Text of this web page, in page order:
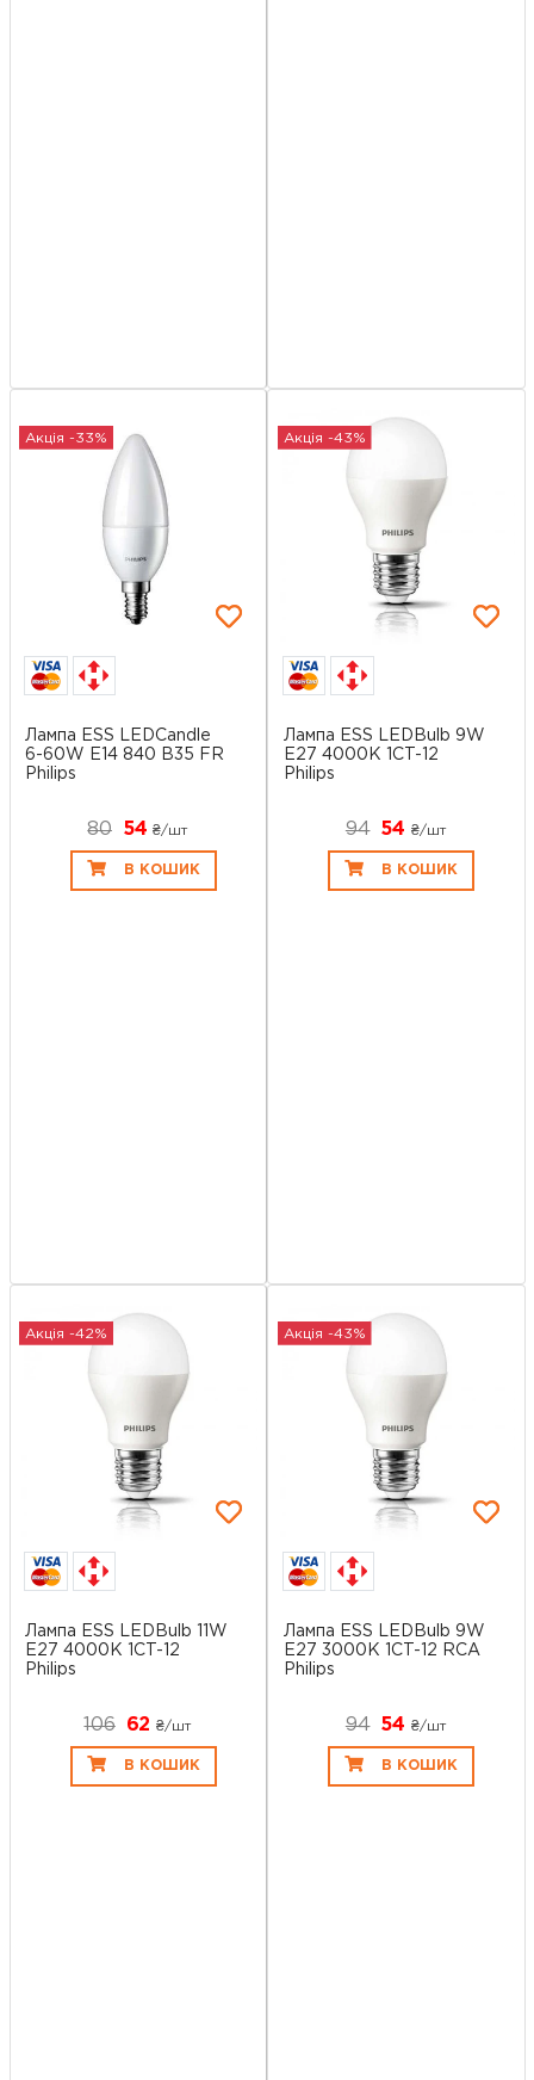
Акція -33%
Лампа ESS LEDCandle
6-60W E14 840 B35 FR
Philips
80 54₴/шт
В КОШИК
Акція -43%
Лампа ESS LEDBulb 9W
E27 4000K 1CT-12
Philips
94 54 ₴/шт
В КОШИК
Акція -42%
Лампа ESS LEDBulb 11W
E27 4000K 1CT-12
Philips
106 62₴/шт
В КОШИК
Акція -43%
Лампа ESS LEDBulb 9W
E27 3000K 1CT-12 RCA
Philips
94 54 ₴/шт
В КОШИК